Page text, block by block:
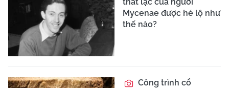
Mycenae được hé lộ như
thế nào?
Công trình cổ